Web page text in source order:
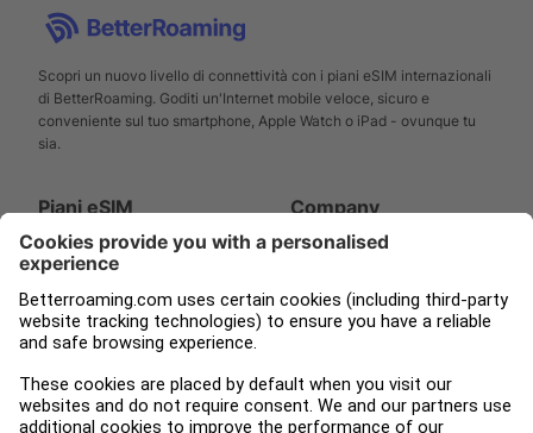
Scopri un nuovo livello di connettività con i piani eSIM internazionali
di BetterRoaming. Goditi un'Internet mobile veloce, sicuro e
conveniente sul tuo smartphone, Apple Watch o iPad - ovunque tu
sia.
Piani eSIM
Smartphone
Apple Watch
iPad
Tampnet
Company
Supporto
Chi Siamo
Stampa